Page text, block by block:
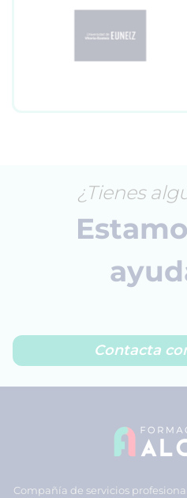
¿Tienes
Contacta
Compañía de servicios